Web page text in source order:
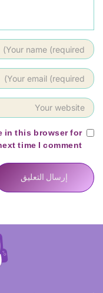
in this browser for
time I comment.